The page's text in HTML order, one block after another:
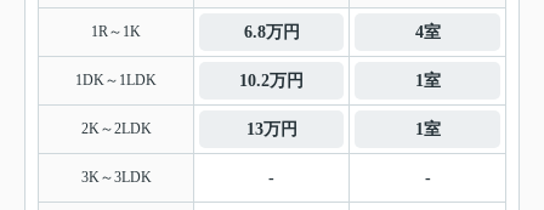
1R～1K 6.8万円 4室
1DK～1LDK 10.2万円 1室
2K～2LDK 13万円 1室
3K～3LDK - -